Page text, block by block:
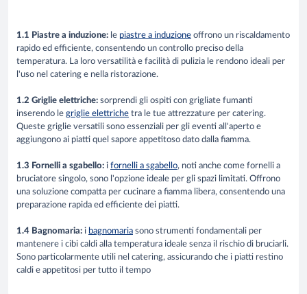
1.1 Piastre a induzione: le piastre a induzione offrono un riscaldamento
rapido ed efficiente, consentendo un controllo preciso della
temperatura. La loro versatilità e facilità di pulizia le rendono ideali per
l'uso nel catering e nella ristorazione.
1.2 Griglie elettriche: sorprendi gli ospiti con grigliate fumanti
inserendo le griglie elettriche tra le tue attrezzature per catering.
Queste griglie versatili sono essenziali per gli eventi all'aperto e
aggiungono ai piatti quel sapore appetitoso dato dalla fiamma.
1.3 Fornelli a sgabello: i fornelli a sgabello, noti anche come fornelli a
bruciatore singolo, sono l'opzione ideale per gli spazi limitati. Offrono
una soluzione compatta per cucinare a fiamma libera, consentendo una
preparazione rapida ed efficiente dei piatti.
1.4 Bagnomaria: i bagnomaria sono strumenti fondamentali per
mantenere i cibi caldi alla temperatura ideale senza il rischio di bruciarli.
Sono particolarmente utili nel catering, assicurando che i piatti restino
caldi e appetitosi per tutto il tempo